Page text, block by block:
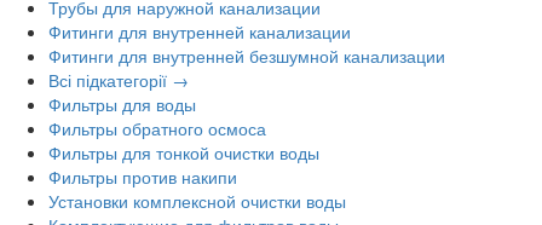
Трубы для наружной канализации
Фитинги для внутренней канализации
Фитинги для внутренней безшумной канализации
Всі підкатегорії →
Фильтры для воды
Фильтры обратного осмоса
Фильтры для тонкой очистки воды
Фильтры против накипи
Установки комплексной очистки воды